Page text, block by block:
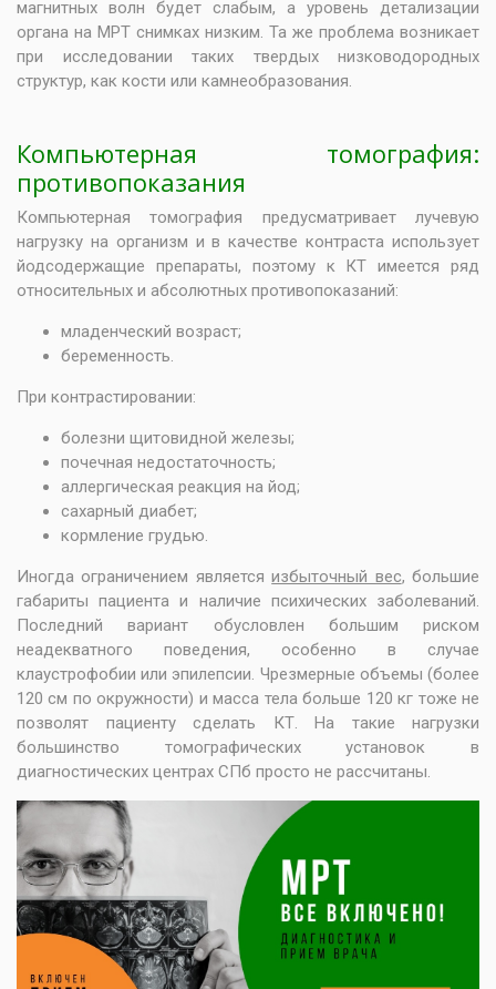
магнитных волн будет слабым, а уровень детализации
органа на МРТ снимках низким. Та же проблема возникает
при исследовании таких твердых низководородных
структур, как кости или камнеобразования.
Компьютерная томография:
противопоказания
Компьютерная томография предусматривает лучевую
нагрузку на организм и в качестве контраста использует
йодсодержащие препараты, поэтому к КТ имеется ряд
относительных и абсолютных противопоказаний:
младенческий возраст;
беременность.
При контрастировании:
болезни щитовидной железы;
почечная недостаточность;
аллергическая реакция на йод;
сахарный диабет;
кормление грудью.
Иногда ограничением являетсяизбыточный вес, большие
габариты пациента и наличие психических заболеваний.
Последний вариант обусловлен большим риском
неадекватного поведения, особенно в случае
клаустрофобии или эпилепсии. Чрезмерные объемы (более
120 см по окружности) и масса тела больше 120 кг тоже не
позволят пациенту сделать КТ. На такие нагрузки
большинство томографических установок в
диагностических центрах СПб просто не рассчитаны.